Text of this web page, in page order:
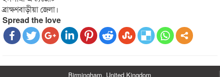
ব্রাক্ষণবাড়ীয়া জেলা।
Spread the love
Birmingham, United Kingdom